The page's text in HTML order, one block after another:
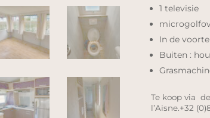
1 televisie
In de
Buiten :
Te koop via
l’Aisne.+32